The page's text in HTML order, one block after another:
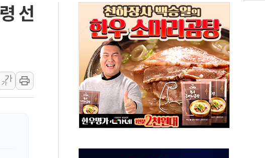
콜롬비아에 새 안보 위기… 반군·마약카르텔이 습득해 전투 활용
물 감긴 어선 구조
, 백린 아닌 무해한 표면 부식 물질"
불 2시간30여분만에 진화...외국인 노동자 숨져
…온열질환·가축 피해 최소화 '총력 대응'
자금 유입에도 박스권…美 암호화폐 법안 처리 여부도 변수
개표소 시위 '62일째'..."대부분 여기서 상주"
보 확대…온열질환자 2665명·사망 23명
선
가
가